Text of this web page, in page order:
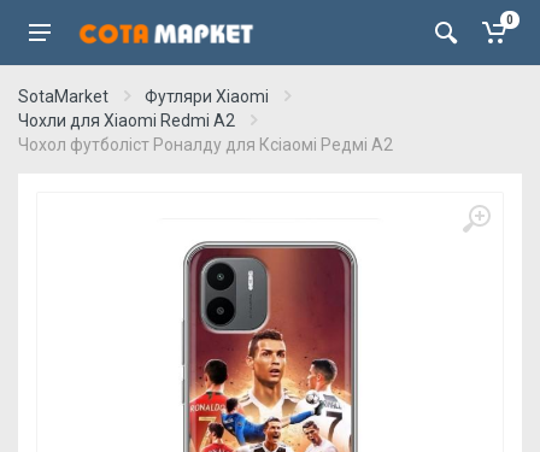
0
SotaMarket
Футляри Xiaomi
Чохли для Xiaomi Redmi A2
Чохол футболіст Роналду для Ксіаомі Редмі А2